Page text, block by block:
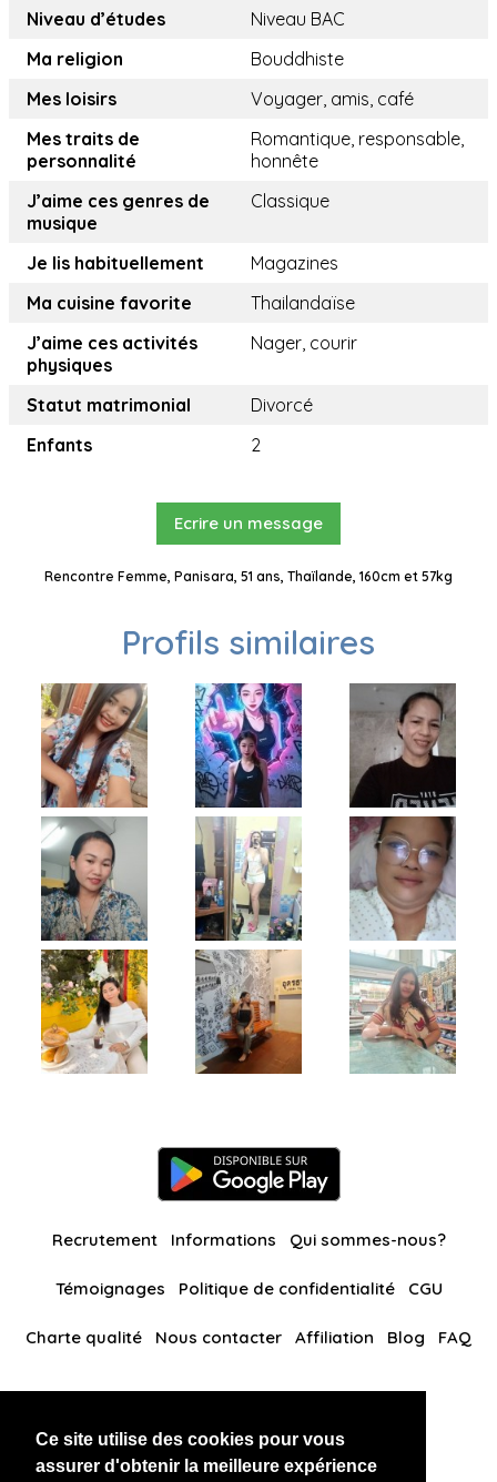
Ce site utilise des cookies pour vous
assurer d'obtenir la meilleure expérience
Niveau d’études
Niveau BAC
Ma religion
Bouddhiste
Mes loisirs
Voyager, amis, café
Mes traits de
personnalité
Romantique, responsable,
honnête
J’aime ces genres de
musique
Classique
Je lis habituellement
Magazines
Ma cuisine favorite
Thailandaïse
J’aime ces activités
physiques
Nager, courir
Statut matrimonial
Divorcé
Enfants
2
Ecrire un message
Rencontre Femme, Panisara, 51 ans, Thaïlande, 160cm et 57kg
Profils similaires
Recrutement Informations Qui sommes-nous?
Témoignages Politique de confidentialité CGU
Charte qualité Nous contacter Affiliation Blog FAQ
BlackAndBeauties RussianKisses